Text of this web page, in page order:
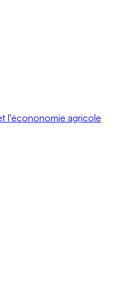
l'écononomie agricole